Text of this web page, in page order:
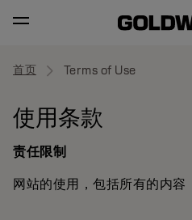
首页 Terms of Use
使用条款
责任限制
网站的使用，包括所有的内容